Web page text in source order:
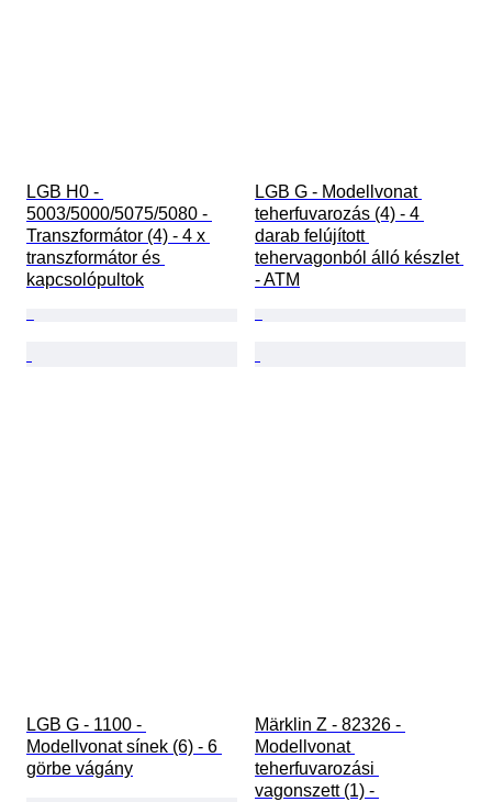
LGB H0 -
5003/5000/5075/5080 -
Transzformátor (4) - 4 x
transzformátor és
kapcsolópultok
LGB G - Modellvonat
teherfuvarozás (4) - 4
darab felújított
tehervagonból álló készlet
- ATM
LGB G - 1100 -
Modellvonat sínek (6) - 6
görbe vágány
Märklin Z - 82326 -
Modellvonat
teherfuvarozási
vagonszett (1) -